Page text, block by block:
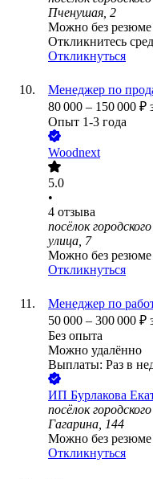
Пченушая, 2
Можно без резюме
Откликнитесь
Откликнуться
Менеджер по
80 000 – 150 000 ₽
Опыт 1-3 года
Woodnext
5.0
•
4 отзыва
посёлок
улица, 7
Можно без резюме
Откликнуться
Менеджер по
50 000 – 300 000 ₽
Без опыта
Можно удалённо
Выплаты: Раз в
ИП Бурлакова
посёлок
Гагарина, 144
Можно без резюме
Откликнуться